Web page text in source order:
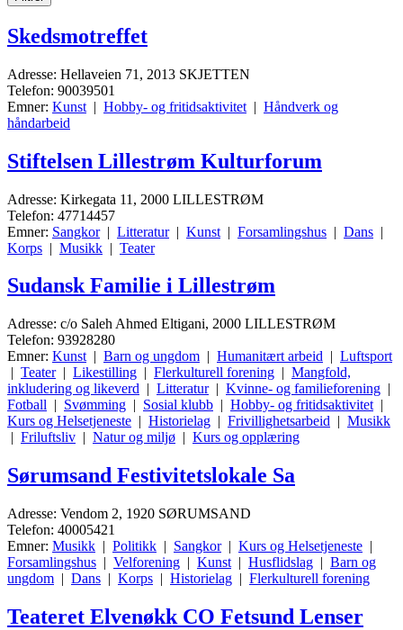
Skedsmotreffet
Adresse: Hellaveien 71, 2013 SKJETTEN
Telefon: 90039501
Emner: Kunst | Hobby- og fritidsaktivitet | Håndverk og
håndarbeid
Stiftelsen Lillestrøm Kulturforum
Adresse: Kirkegata 11, 2000 LILLESTRØM
Telefon: 47714457
Emner: Sangkor| Litteratur| Kunst | Forsamlingshus | Dans |
Korps | Musikk | Teater
Sudansk Familie i Lillestrøm
Adresse: c/o Saleh Ahmed Eltigani, 2000 LILLESTRØM
Telefon: 93928280
Emner: Kunst | Barn og ungdom | Humanitært arbeid | Luftsport
| Teater| Likestilling | Flerkulturell forening | Mangfold,
inkludering og likeverd | Litteratur| Kvinne- og familieforening |
Fotball | Svømming | Sosial klubb | Hobby- og fritidsaktivitet |
Kurs og Helsetjeneste | Historielag | Frivillighetsarbeid | Musikk
| Friluftsliv | Natur og miljø | Kurs og opplæring
Sørumsand Festivitetslokale Sa
Adresse: Vendom 2, 1920 SØRUMSAND
Telefon: 40005421
Emner: Musikk | Politikk | Sangkor| Kurs og Helsetjeneste |
Forsamlingshus | Velforening | Kunst | Husflidslag | Barn og
ungdom | Dans | Korps | Historielag | Flerkulturell forening
Teateret Elvenøkk CO Fetsund Lenser